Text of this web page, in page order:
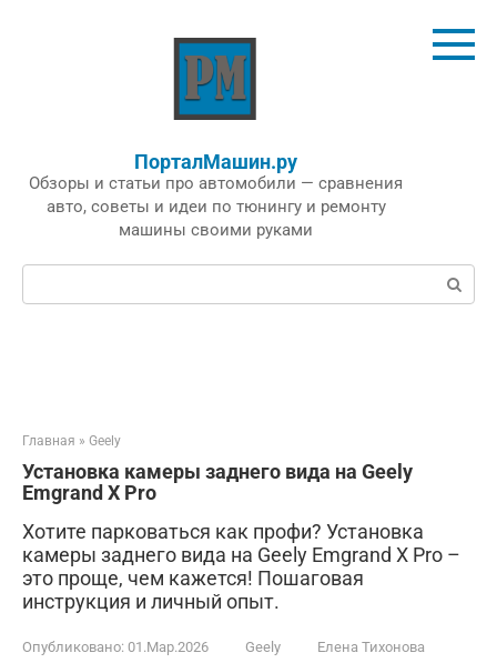
ПорталМашин.ру
Обзоры и статьи про автомобили — сравнения
авто, советы и идеи по тюнингу и ремонту
машины своими руками
Поиск:
Главная » Geely
Установка камеры заднего вида на Geely
Emgrand X Pro
Хотите парковаться как профи? Установка
камеры заднего вида на Geely Emgrand X Pro –
это проще, чем кажется! Пошаговая
инструкция и личный опыт.
Опубликовано: 01.Мар.2026 Geely Елена Тихонова